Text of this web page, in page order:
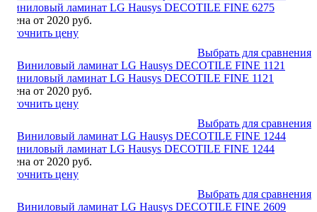
Виниловый ламинат LG Hausys DECOTILE FINE 6275
Цена от 2020 руб.
Уточнить цену
Выбрать для сравнения
Виниловый ламинат LG Hausys DECOTILE FINE 1121
Цена от 2020 руб.
Уточнить цену
Выбрать для сравнения
Виниловый ламинат LG Hausys DECOTILE FINE 1244
Цена от 2020 руб.
Уточнить цену
Выбрать для сравнения